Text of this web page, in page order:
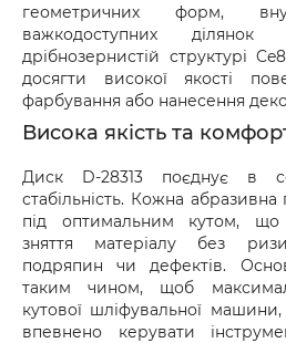
оформіть акт разом із
доставки.
геометричних форм,
важкодоступних ділянок
дрібнозернистій структурі
досягти високої якості
фарбування або нанесення
Висока якість та
Диск D-28313 поєднує в
стабільність. Кожна
під оптимальним кутом, що
зняття матеріалу без
подряпин чи дефектів.
таким чином, щоб
кутової шліфувальної
впевнено керувати